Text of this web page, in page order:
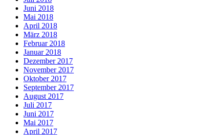
Juni 2018
Mai 2018
April 2018
März 2018
Februar 2018
Januar 2018
Dezember 2017
November 2017
Oktober 2017
September 2017
August 2017
Juli 2017
Juni 2017
Mai 2017
April 2017